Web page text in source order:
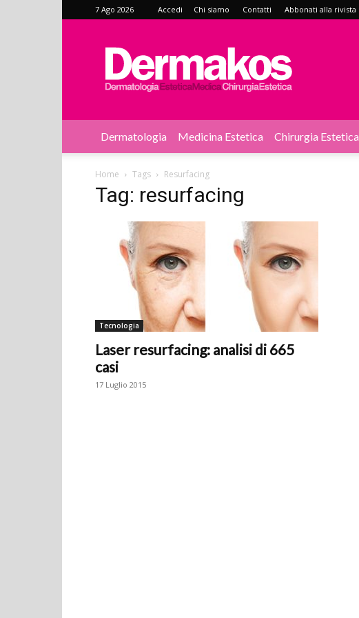
7 Ago 2026 Accedi Chi siamo Contatti Abbonati alla rivista
Dermakos
Dermatologia Medicina Estetica Chirurgia Estetica
Home Tags Resurfacing
Tag: resurfacing
Tecnologia
Laser resurfacing: analisi di 665
casi
17 Luglio 2015